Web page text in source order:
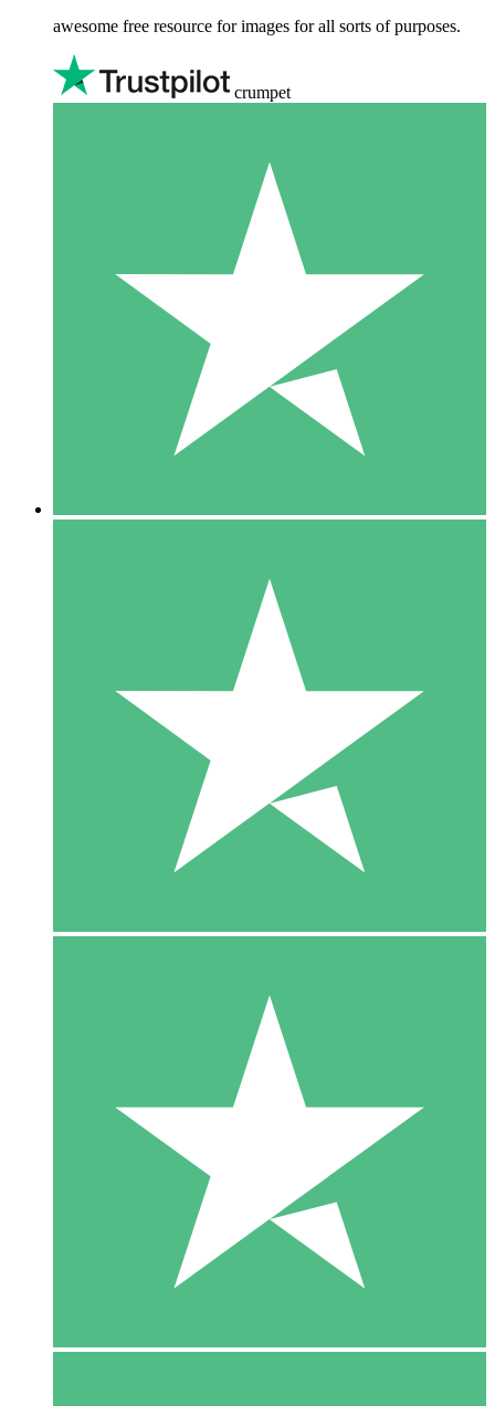
awesome free resource for images for all sorts of purposes.
crumpet